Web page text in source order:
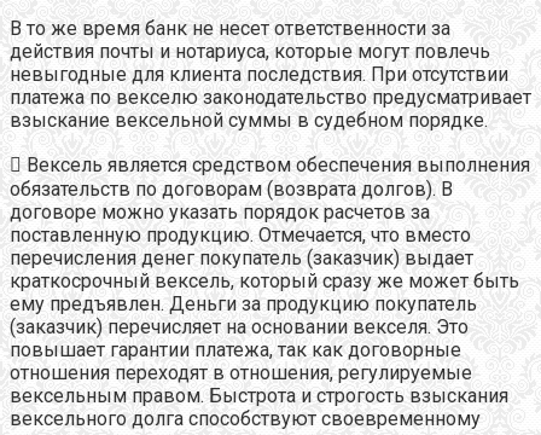
В то же время банк не несет ответственности за
действия почты и нотариуса, которые могут повлечь
невыгодные для клиента последствия. При отсутствии
платежа по векселю законодательство предусматривает
взыскание вексельной суммы в судебном порядке.
 Вексель является средством обеспечения выполнения
обязательств по договорам (возврата долгов). В
договоре можно указать порядок расчетов за
поставленную продукцию. Отмечается, что вместо
перечисления денег покупатель (заказчик) выдает
краткосрочный вексель, который сразу же может быть
ему предъявлен. Деньги за продукцию покупатель
(заказчик) перечисляет на основании векселя. Это
повышает гарантии платежа, так как договорные
отношения переходят в отношения, регулируемые
вексельным правом. Быстрота и строгость взыскания
вексельного долга способствуют своевременному